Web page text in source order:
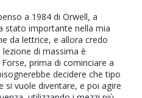
a 1984 di Orwell, a
stato importante nella mia
da lettrice, e allora credo
di massima è
prima di cominciare a
decidere che tipo
si vuole diventare, e poi agire